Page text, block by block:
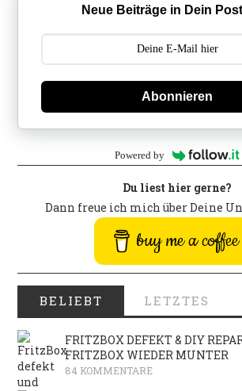
Neue Beiträge in Dein
Abonnieren
Powered by
Du liest hier gerne?
Dann freue ich mich über Deine
buy me a coffee
BELIEBT LETZTES
FRITZBOX DEFEKT & DIY
FRITZBOX WIEDER MUNTER
84 KOMMENTARE